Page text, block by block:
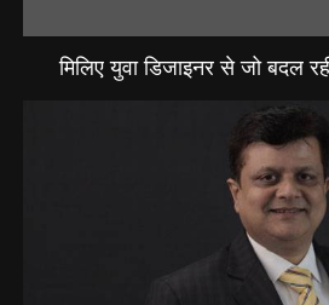
मिलिए युवा डिजाइनर से जो बदल